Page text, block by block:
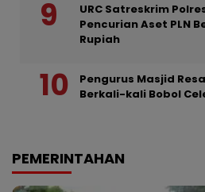
URC Satreskrim
Pencurian Aset PLN
Rupiah
Pengurus Masjid
Berkali-kali Bobol
PEMERINTAHAN